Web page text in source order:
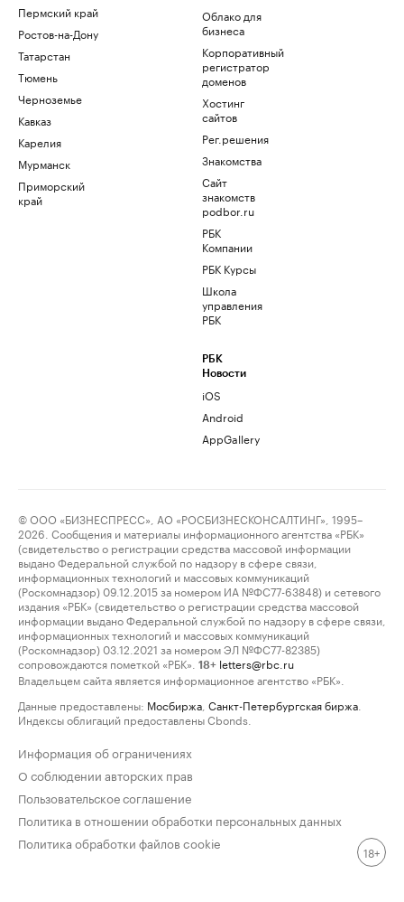
Пермский край
Ростов-на-Дону
Татарстан
Тюмень
Черноземье
Кавказ
Карелия
Мурманск
Приморский
край
Облако для
бизнеса
Корпоративный
регистратор
доменов
Хостинг
сайтов
Рег.решения
Знакомства
Сайт
знакомств
podbor.ru
РБК
Компании
РБК Курсы
Школа
управления
РБК
РБК
Новости
iOS
Android
AppGallery
© ООО «БИЗНЕСПРЕСС», АО «РОСБИЗНЕСКОНСАЛТИНГ», 1995–
2026. Сообщения и материалы информационного агентства «РБК»
(свидетельство о регистрации средства массовой информации
выдано Федеральной службой по надзору в сфере связи,
информационных технологий и массовых коммуникаций
(Роскомнадзор) 09.12.2015 за номером ИА №ФС77-63848) и сетевого
издания «РБК» (свидетельство о регистрации средства массовой
информации выдано Федеральной службой по надзору в сфере связи,
информационных технологий и массовых коммуникаций
(Роскомнадзор) 03.12.2021 за номером ЭЛ №ФС77-82385)
сопровождаются пометкой «РБК».
18+ letters@rbc.ru
Владельцем сайта является информационное агентство «РБК».
Данные предоставлены: Мосбиржа Санкт-Петербургская биржа
Индексы облигаций предоставлены Cbonds.
Информация об ограничениях
О соблюдении авторских прав
Пользовательское соглашение
Политика в отношении обработки персональных данных
Политика обработки файлов cookie
18+